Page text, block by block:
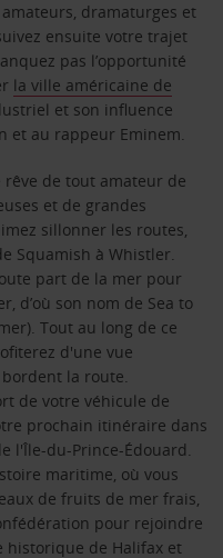
dramaturges et
ensuite votre trajet
pas l’opportunité
la ville américaine de
et son influence
et au rappeur Eminem.
rêve de tout amateur de
et de grandes
sillonner les routes,
Squamish à Whistler.
part de la mer pour
d’où son nom de Sea to
Tout au long de ce
d'une vue
la route.
de votre véhicule de
prochain itinéraire dans
l'Île-du-Prince-Édouard.
maritime, où vous
de fruits de mer frais,
pour rejoindre
historique de Halifaxet